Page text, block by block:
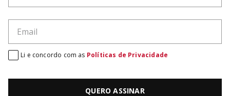
QUERO ASSINAR
Li e concordo com as Políticas de Privacidade